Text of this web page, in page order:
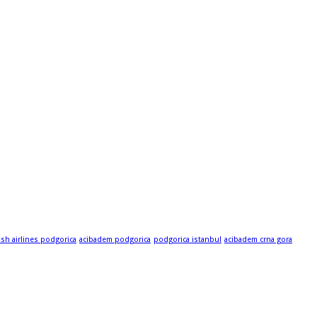
airlines podgorica acibadem podgorica podgorica istanbul
acibadem crna gora